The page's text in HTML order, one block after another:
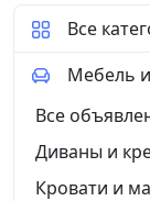
Все
Мебель
Все
Диваны и
Кровати и